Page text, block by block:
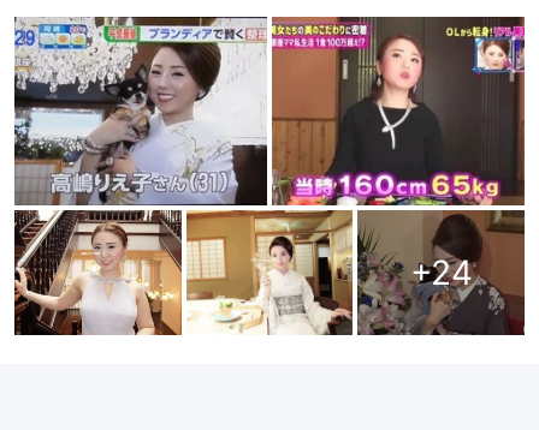
+24